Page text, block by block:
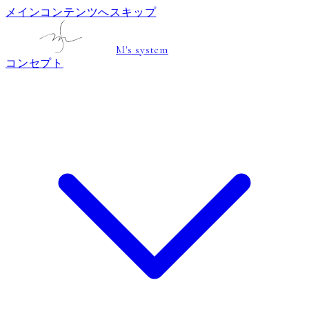
メインコンテンツへスキップ
M's system
コンセプト